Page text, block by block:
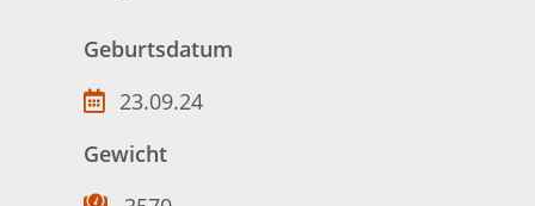
Geburtsdatum
23.09.24
Gewicht